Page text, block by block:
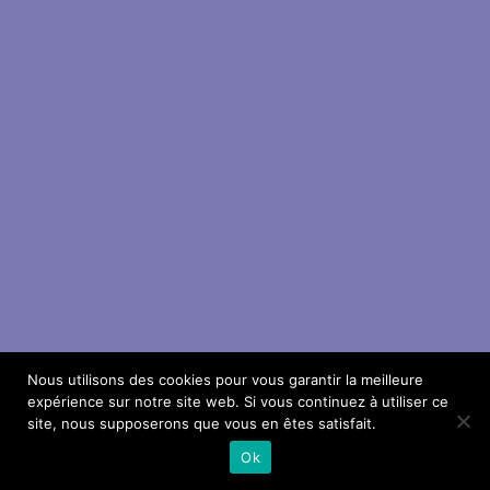
Nous utilisons des cookies pour vous garantir la meilleure
expérience sur notre site web. Si vous continuez à utiliser ce
site, nous supposerons que vous en êtes satisfait.
Ok